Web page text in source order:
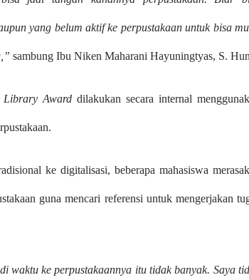
yang belum aktif ke perpustakaan untuk bisa
sambung Ibu Niken Maharani Hayuningtyas, S.
Library Awarddilakukan secara internal
ke digitalisasi, beberapa mahasiswa
guna mencari referensi untuk mengerjakan
waktu ke perpustakaannya itu tidak banyak. Saya